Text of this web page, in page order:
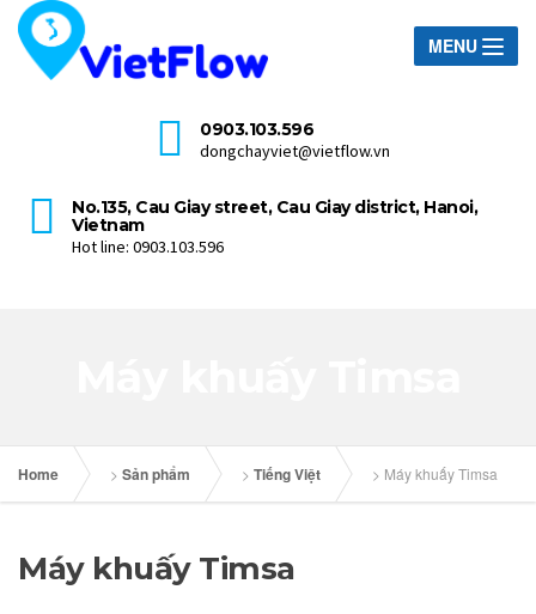
MENU
0903.103.596
dongchayviet@vietflow.vn
No.135, Cau Giay street, Cau Giay district, Hanoi,
Vietnam
Hot line: 0903.103.596
Home > Sản phẩm > Tiếng Việt > Máy khuấy Timsa
Máy khuấy Timsa